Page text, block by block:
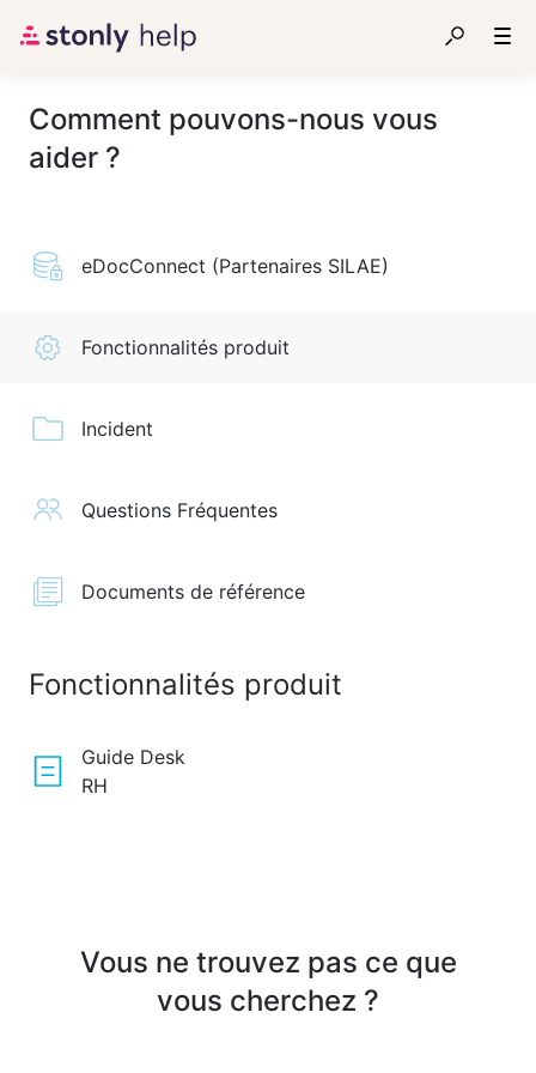
Comment pouvons-nous vous
aider ?
eDocConnect (Partenaires SILAE)
Fonctionnalités produit
Incident
Questions Fréquentes
Documents de référence
Fonctionnalités produit
Guide Desk
RH
Vous ne trouvez pas ce que
vous cherchez ?